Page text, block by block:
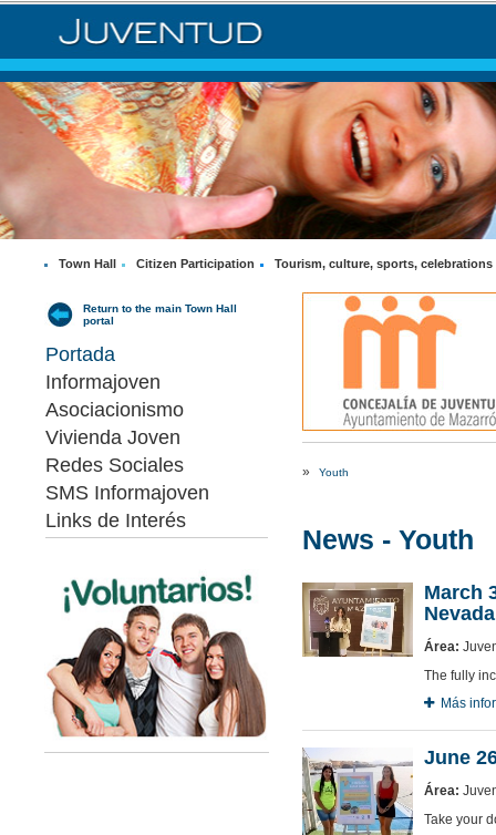
Town Hall Citizen Participation Tourism, culture, sports, celebrations
Return to the main Town Hall
portal
Portada
Informajoven
Asociacionismo
Vivienda Joven
Redes Sociales
SMS Informajoven
Links de Interés
» Youth
News - Youth
March
Nevada
Área:
The fully
Más
June
Área:
Take your